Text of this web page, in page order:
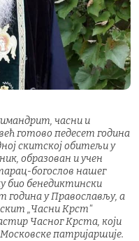
часни и
готово педесет година
скитској обитељи у
образован и учен
богослов нашег
био бенедиктински
година у Православљу, а
„Часни Крст"
Часног Крста, који
патријаршије.